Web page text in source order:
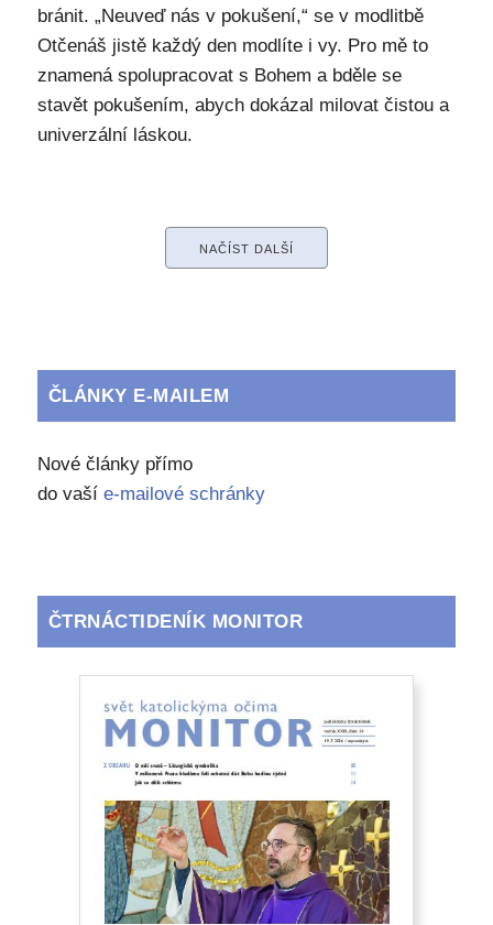
bránit. „Neuveď nás v pokušení,“ se v modlitbě
Otčenáš jistě každý den modlíte i vy. Pro mě to
znamená spolupracovat s Bohem a bděle se
stavět pokušením, abych dokázal milovat čistou a
univerzální láskou.
NAČÍST DALŠÍ
ČLÁNKY E-MAILEM
Nové články přímo
do vaší e-mailové schránky
ČTRNÁCTIDENÍK MONITOR